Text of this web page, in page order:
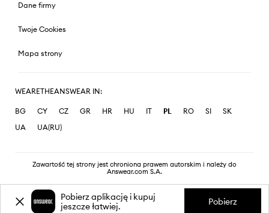
Dane firmy
Twoje Cookies
Mapa strony
WEARETHEANSWEAR IN:
BG CY CZ GR HR HU IT PL RO SI
SK
UA
UA(RU)
Zawartość tej strony jest chroniona prawem autorskim i należy do
Answear.com S.A.
Pobierz aplikację i kupuj
jeszcze łatwiej.
Pobierz